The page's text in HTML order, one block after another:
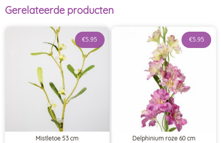
Gerelateerde producten
Mistletoe 53 cm
€5.95
Delphinium roze 60 cm
€5.95